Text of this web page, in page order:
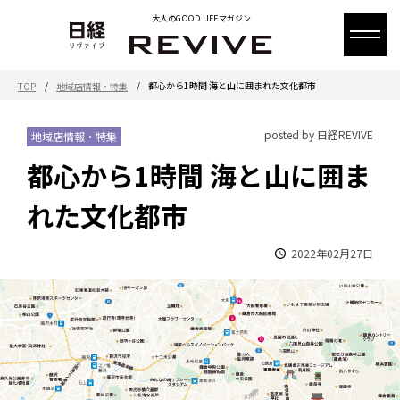
大人のGOOD LIFEマガジン
TOP / 地域店情報・特集 / 都心から1時間 海と山に囲まれた文化都市
地域店情報・特集 posted by 日経REVIVE
都心から1時間 海と山に囲ま
れた文化都市
2022年02月27日